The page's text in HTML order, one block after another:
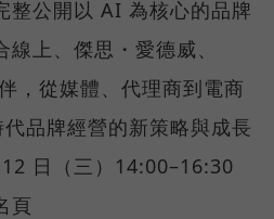
整公開以 AI 為核心的品牌
上、傑思・愛德威、
，從媒體、代理商到電商
品牌經營的新策略與成長
日（三）14:00–16:30
頁